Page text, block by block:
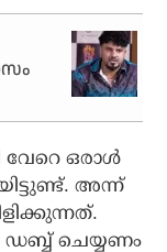
ഒരാള്‍
അന്ന്
ഡബ്ബ് ചെയ്യണം